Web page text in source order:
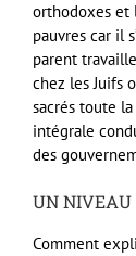
orthodoxes et
pauvres car il
parent
chez les Juifs
sacrés toute
intégrale
des
UN NIVEAU
Comment